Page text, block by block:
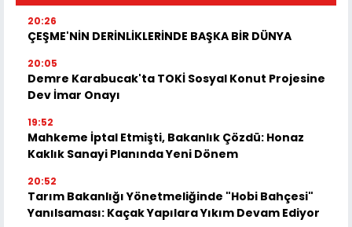
20:26
ÇEŞME'NİN DERİNLİKLERİNDE BAŞKA BİR DÜNYA
20:05
Demre Karabucak'ta TOKİ Sosyal Konut Projesine
Dev İmar Onayı
19:52
Mahkeme İptal Etmişti, Bakanlık Çözdü: Honaz
Kaklık Sanayi Planında Yeni Dönem
20:52
Tarım Bakanlığı Yönetmeliğinde "Hobi Bahçesi"
Yanılsaması: Kaçak Yapılara Yıkım Devam Ediyor